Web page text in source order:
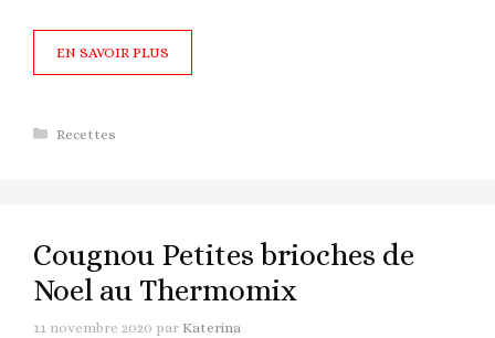
EN SAVOIR PLUS
Catégories
Recettes
Cougnou Petites brioches de
Noel au Thermomix
11 novembre 2020 par Katerina